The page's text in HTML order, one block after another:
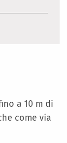
a 10 m di
come via